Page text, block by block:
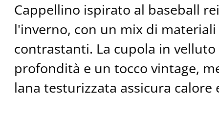
Cappellino ispirato al baseball
l'inverno, con un mix di
contrastanti. La cupola in velluto
profondità e un tocco vintage,
lana testurizzata assicura calore